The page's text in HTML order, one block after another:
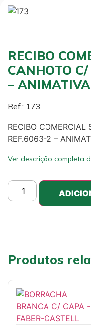
RECIBO
CANHOTO
– ANIMATIVA
Ref.: 173
RECIBO
REF.6063-2 –
Ver descrição completa
Produtos